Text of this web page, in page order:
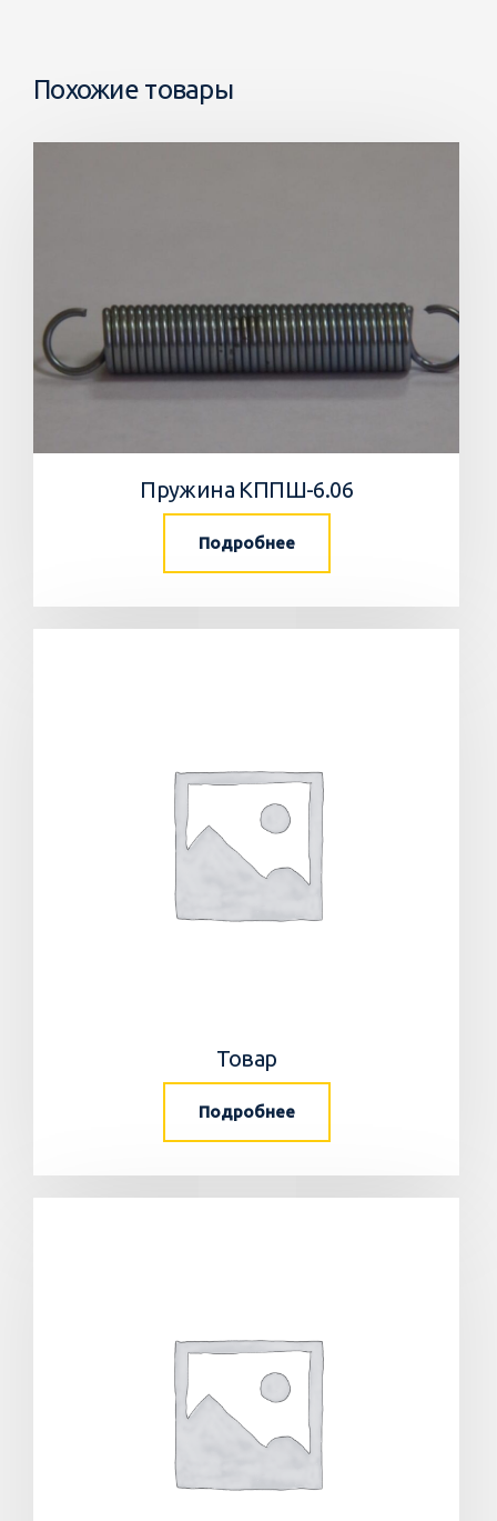
Похожие товары
Пружина КППШ-6.06
Подробнее
Товар
Подробнее